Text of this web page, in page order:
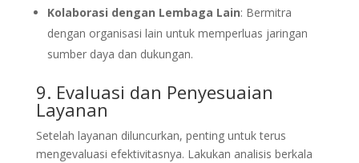
Kolaborasi dengan Lembaga Lain: Bermitra
dengan organisasi lain untuk memperluas jaringan
sumber daya dan dukungan.
9. Evaluasi dan Penyesuaian
Layanan
Setelah layanan diluncurkan, penting untuk terus
mengevaluasi efektivitasnya. Lakukan analisis berkala